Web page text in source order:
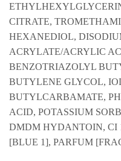
CITRATE,
HEXANEDIOL,
ACRYLATE/ACRYLIC
BENZOTRIAZOLYL
BUTYLENE GLYCOL,
BUTYLCARBAMATE,
ACID, POTASSIUM
DMDM HYDANTOIN, CI
[BLUE 1], PARFUM